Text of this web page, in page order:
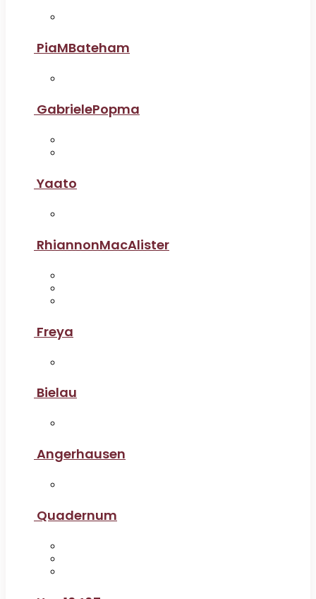
PiaMBateham
GabrielePopma
Yaato
RhiannonMacAlister
Freya
Bielau
Angerhausen
Quadernum